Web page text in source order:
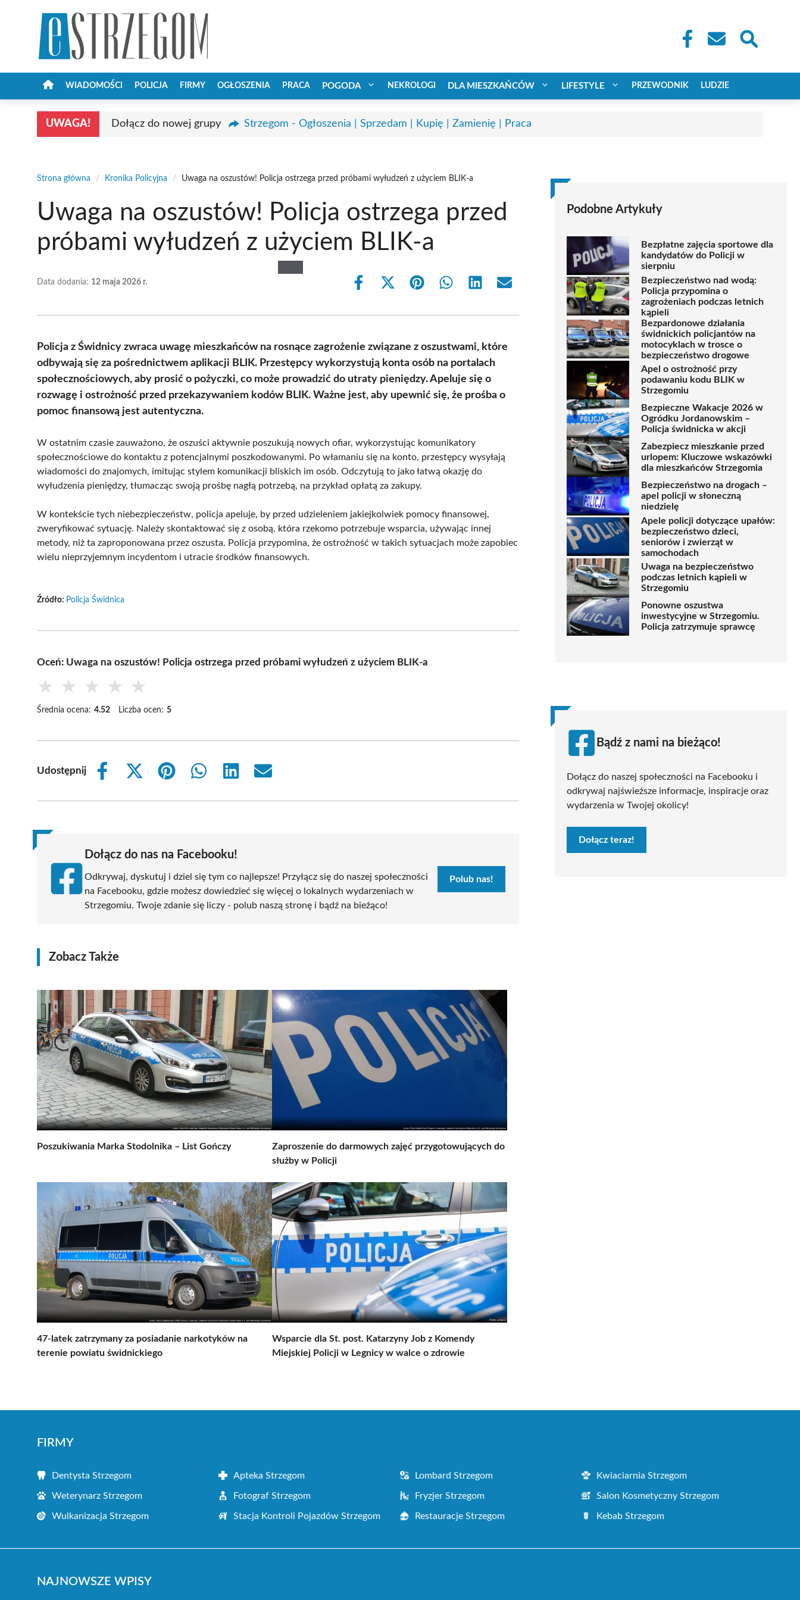
WIADOMOŚCI POLICJA FIRMY OGŁOSZENIA PRACA POGODA NEKROLOGI DLA MIESZKAŃCÓW LIFESTYLE PRZEWODNIK LUDZIE
UWAGA! Dołącz do nowej grupy Strzegom - Ogłoszenia | Sprzedam | Kupię | Zamienię | Praca
Strona główna / Kronika Policyjna / Uwaga na oszustów! Policja ostrzega przed próbami wyłudzeń z użyciem BLIK-a
Uwaga na oszustów! Policja ostrzega przed
próbami wyłudzeń z użyciem BLIK-a
Data dodania: 12 maja 2026 r.
Share
Share
(Twitter)
Share Share Share Share
Policja z Świdnicy zwraca uwagę mieszkańców na rosnące zagrożenie związane z oszustwami, które
odbywają się za pośrednictwem aplikacji BLIK. Przestępcy wykorzystują konta osób na portalach
społecznościowych, aby prosić o pożyczki, co może prowadzić do utraty pieniędzy. Apeluje się o
rozwagę i ostrożność przed przekazywaniem kodów BLIK. Ważne jest, aby upewnić się, że prośba o
pomoc finansową jest autentyczna.
W ostatnim czasie zauważono, że oszuści aktywnie poszukują nowych ofiar, wykorzystując komunikatory
społecznościowe do kontaktu z potencjalnymi poszkodowanymi. Po włamaniu się na konto, przestępcy wysyłają
wiadomości do znajomych, imitując stylem komunikacji bliskich im osób. Odczytują to jako łatwą okazję do
wyłudzenia pieniędzy, tłumacząc swoją prośbę nagłą potrzebą, na przykład opłatą za zakupy.
W kontekście tych niebezpieczeństw, policja apeluje, by przed udzieleniem jakiejkolwiek pomocy finansowej,
zweryfikować sytuację. Należy skontaktować się z osobą, która rzekomo potrzebuje wsparcia, używając innej
metody, niż ta zaproponowana przez oszusta. Policja przypomina, że ostrożność w takich sytuacjach może zapobiec
wielu nieprzyjemnym incydentom i utracie środków finansowych.
Źródło: Policja Świdnica
Oceń: Uwaga na oszustów! Policja ostrzega przed próbami wyłudzeń z użyciem BLIK-a
★ ★ ★ ★ ★
Średnia ocena: 4.52 Liczba ocen: 5
Udostępnij
Share
Share
(Twitter)
Share
Share
Share
Share
Dołącz do nas na Facebooku!
Odkrywaj, dyskutuj i dziel się tym co najlepsze! Przyłącz się do naszej społeczności
na Facebooku, gdzie możesz dowiedzieć się więcej o lokalnych wydarzeniach w
Strzegomiu. Twoje zdanie się liczy - polub naszą stronę i bądź na bieżąco!
Polub nas!
Zobacz Także
Poszukiwania Marka Stodolnika – List Gończy
Zaproszenie do darmowych zajęć przygotowujących do
służby w Policji
47-latek zatrzymany za posiadanie narkotyków na
terenie powiatu świdnickiego
Wsparcie dla St. post. Katarzyny Job z Komendy
Miejskiej Policji w Legnicy w walce o zdrowie
Podobne Artykuły
Bezpłatne zajęcia sportowe dla
kandydatów do Policji w
sierpniu
Bezpieczeństwo nad wodą:
Policja przypomina o
zagrożeniach podczas letnich
kąpieli
Bezpardonowe działania
świdnickich policjantów na
motocyklach w trosce o
bezpieczeństwo drogowe
Apel o ostrożność przy
podawaniu kodu BLIK w
Strzegomiu
Bezpieczne Wakacje 2026 w
Ogródku Jordanowskim –
Policja świdnicka w akcji
Zabezpiecz mieszkanie przed
urlopem: Kluczowe wskazówki
dla mieszkańców Strzegomia
Bezpieczeństwo na drogach –
apel policji w słoneczną
niedzielę
Apele policji dotyczące upałów:
bezpieczeństwo dzieci,
seniorów i zwierząt w
samochodach
Uwaga na bezpieczeństwo
podczas letnich kąpieli w
Strzegomiu
Ponowne oszustwa
inwestycyjne w Strzegomiu.
Policja zatrzymuje sprawcę
Bądź z nami na bieżąco!
Dołącz do naszej społeczności na Facebooku i
odkrywaj najświeższe informacje, inspiracje oraz
wydarzenia w Twojej okolicy!
Dołącz teraz!
FIRMY
Dentysta Strzegom Apteka Strzegom Lombard Strzegom Kwiaciarnia Strzegom
Weterynarz Strzegom Fotograf Strzegom Fryzjer Strzegom Salon Kosmetyczny Strzegom
Wulkanizacja Strzegom Stacja Kontroli Pojazdów Strzegom Restauracje Strzegom Kebab Strzegom
NAJNOWSZE WPISY